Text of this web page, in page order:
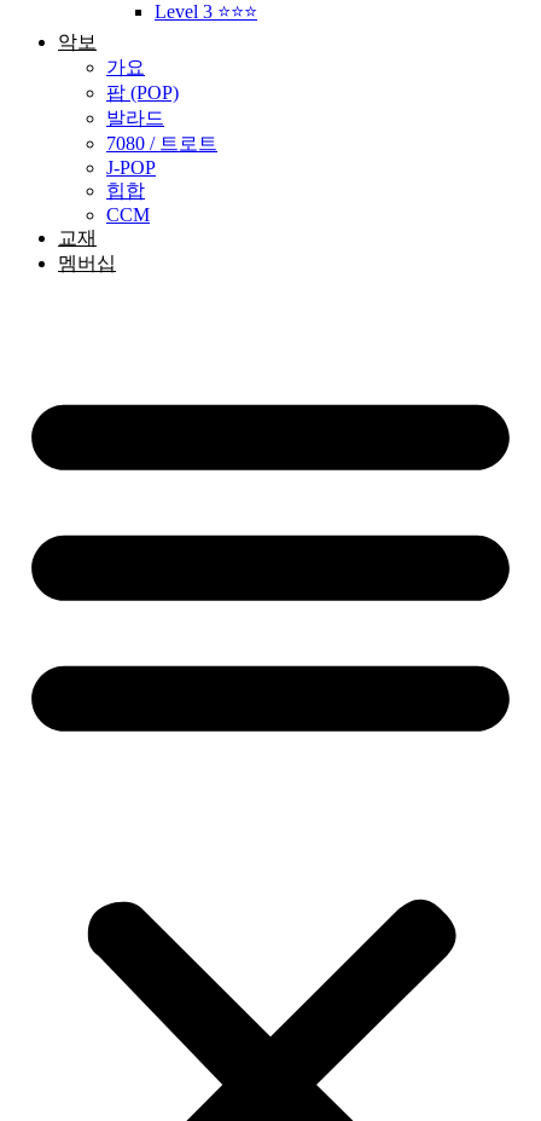
Level 3 ⭐⭐⭐
악보
가요
팝 (POP)
발라드
7080 / 트로트
J-POP
힙합
CCM
교재
멤버십